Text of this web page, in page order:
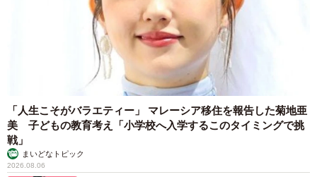
「人生こそがバラエティー」 マレーシア移住を報告した菊地亜
美 子どもの教育考え「小学校へ入学するこのタイミングで挑
戦」
まいどなトピック
2026.08.06